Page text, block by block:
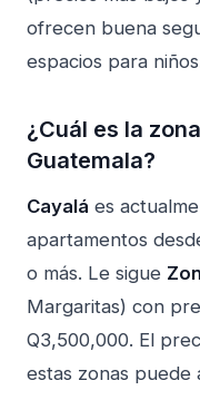
ofrecen buena
espacios para
¿Cuál es la
Guatemala?
Cayalá es
apartamentos
o más. Le sigue
Margaritas) con
Q3,500,000. El
estas zonas puede